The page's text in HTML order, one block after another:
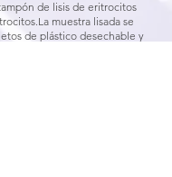
de lisis de eritrocitos
muestra lisada se
de plástico desechable y